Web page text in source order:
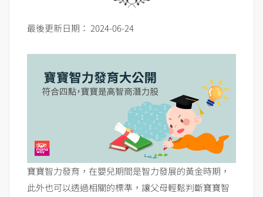
最後更新日期： 2024-06-24
寶寶智力發育，在嬰兒期間是智力發展的黃金時期，
此外也可以透過相關的標準，讓父母輕鬆判斷寶寶智